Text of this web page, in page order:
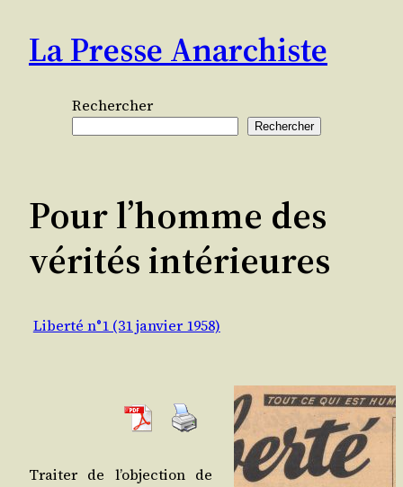
contenu
La Presse Anarchiste
Rechercher
Rechercher
Pour l’homme des
vérités intérieures
Liberté n°1 (31 janvier 1958)
Trai­ter de l’objection de